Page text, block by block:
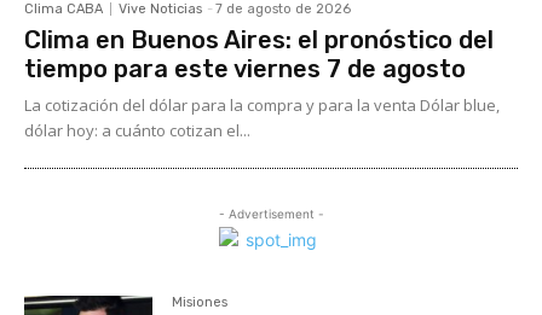
Clima CABA Vive Noticias - 7 de agosto de 2026
Clima en Buenos Aires: el pronóstico del
tiempo para este viernes 7 de agosto
La cotización del dólar para la compra y para la venta Dólar blue,
dólar hoy: a cuánto cotizan el...
- Advertisement -
Misiones